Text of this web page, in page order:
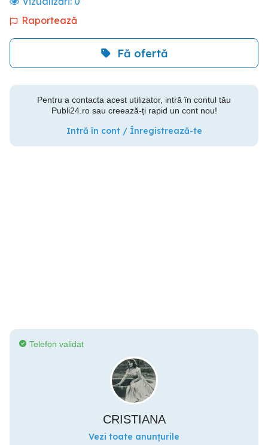
Raportează
Fă ofertă
Pentru a contacta acest utilizator, intră în contul tău
Publi24.ro sau creează-ți rapid un cont nou!
Intră în cont / Înregistrează-te
Telefon validat
CRISTIANA
Vezi toate anunțurile